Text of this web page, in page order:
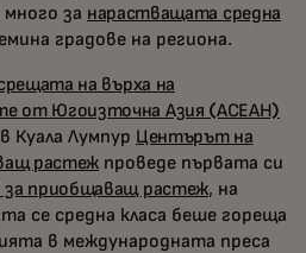
за нарастващата средна
градове на региона.
на върха на
от Югоизточна Азия (АСЕАН)
Куала Лумпур Центърът на
растеж проведе първата си
за приобщаващ растеж, на
се средна класа беше гореща
в международната преса